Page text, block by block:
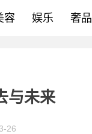
容 娱乐 奢品
与未来
26